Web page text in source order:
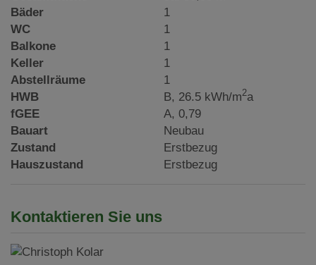
Bäder
1
WC
1
Balkone
1
Keller
1
Abstellräume
1
HWB
B, 26.5 kWh/m2a
fGEE
A, 0,79
Bauart
Neubau
Zustand
Erstbezug
Hauszustand
Erstbezug
Kontaktieren Sie uns